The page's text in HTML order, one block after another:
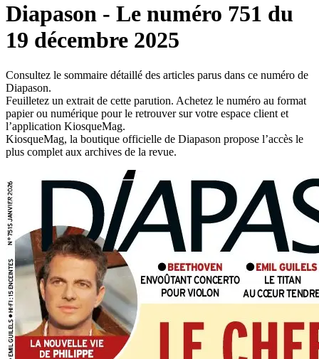
Diapason - Le numéro 751 du
19 décembre 2025
Consultez le sommaire détaillé des articles parus dans ce numéro de
Diapason.
Feuilletez un extrait de cette parution. Achetez le numéro au format
papier ou numérique pour le retrouver sur votre espace client et
l’application KiosqueMag.
KiosqueMag, la boutique officielle de Diapason propose l’accès le
plus complet aux archives de la revue.